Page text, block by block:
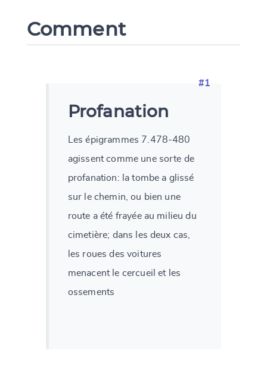
Comment
#1
Profanation
Les épigrammes 7.478-480
agissent comme une sorte de
profanation: la tombe a glissé
sur le chemin, ou bien une
route a été frayée au milieu du
cimetière; dans les deux cas,
les roues des voitures
menacent le cercueil et les
ossements